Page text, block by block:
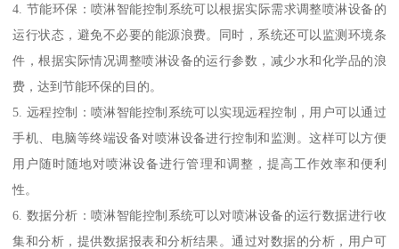
4. 节能环保：喷淋智能控制系统可以根据实际需求调整喷淋设备的
运行状态，避免不必要的能源浪费。同时，系统还可以监测环境条
件，根据实际情况调整喷淋设备的运行参数，减少水和化学品的浪
费，达到节能环保的目的。
5. 远程控制：喷淋智能控制系统可以实现远程控制，用户可以通过
手机、电脑等终端设备对喷淋设备进行控制和监测。这样可以方便
用户随时随地对喷淋设备进行管理和调整，提高工作效率和便利
性。
6. 数据分析：喷淋智能控制系统可以对喷淋设备的运行数据进行收
集和分析，提供数据报表和分析结果。通过对数据的分析，用户可